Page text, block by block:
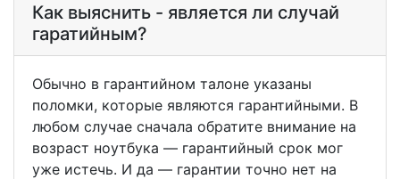
Как выяснить - является ли случай
гаратийным?
Обычно в гарантийном талоне указаны
поломки, которые являются гарантийными. В
любом случае сначала обратите внимание на
возраст ноутбука — гарантийный срок мог
уже истечь. И да — гарантии точно нет на